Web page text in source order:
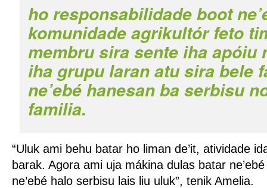
ho responsabilidade boot
komunidade agrikultór feto
membru sira sente iha apóiu
iha grupu laran atu sira bele
ne’ebé hanesan ba serbisu
familia.
“Uluk ami behu batar ho liman de’it, atividade
barak. Agora ami uja mákina dulas batar
ne’ebé halo serbisu lais liu uluk”, tenik Amelia.